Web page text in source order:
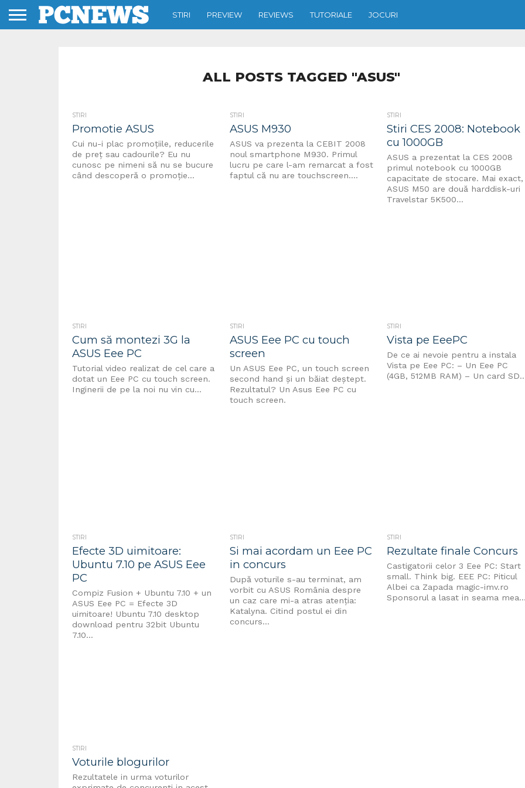
STIRI PREVIEW REVIEWS TUTORIALE JOCURI
ALL POSTS TAGGED "ASUS"
STIRI
Promotie ASUS
Cui nu-i plac promoţiile, reducerile
de preţ sau cadourile? Eu nu
cunosc pe nimeni să nu se bucure
când descoperă o promoţie...
STIRI
ASUS M930
ASUS va prezenta la CEBIT 2008
noul smartphone M930. Primul
lucru pe care l-am remarcat a fost
faptul că nu are touchscreen....
STIRI
Stiri CES 2008: Notebook
cu 1000GB
ASUS a prezentat la CES 2008
primul notebook cu 1000GB
capacitate de stocare. Mai exact,
ASUS M50 are două harddisk-uri
Travelstar 5K500...
STIRI
Cum să montezi 3G la
ASUS Eee PC
Tutorial video realizat de cel care a
dotat un Eee PC cu touch screen.
Inginerii de pe la noi nu vin cu...
STIRI
ASUS Eee PC cu touch
screen
Un ASUS Eee PC, un touch screen
second hand şi un băiat deştept.
Rezultatul? Un Asus Eee PC cu
touch screen.
STIRI
Vista pe EeePC
De ce ai nevoie pentru a instala
Vista pe Eee PC: – Un Eee PC
(4GB, 512MB RAM) – Un card
STIRI
Efecte 3D uimitoare:
Ubuntu 7.10 pe ASUS Eee
PC
Compiz Fusion + Ubuntu 7.10 + un
ASUS Eee PC = Efecte 3D
uimitoare! Ubuntu 7.10 desktop
download pentru 32bit Ubuntu
7.10...
STIRI
Si mai acordam un Eee PC
in concurs
După voturile s-au terminat, am
vorbit cu ASUS România despre
un caz care mi-a atras atenţia:
Katalyna. Citind postul ei din
concurs...
STIRI
Rezultate finale Concurs
Castigatorii celor 3 Eee PC: Start
small. Think big. EEE PC: Piticul
Albei ca Zapada magic-imv.ro
Sponsorul a lasat in seama
STIRI
Voturile blogurilor
Rezultatele in urma voturilor